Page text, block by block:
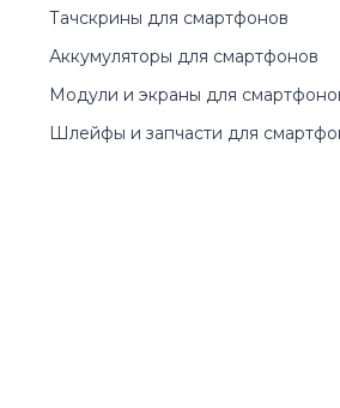
Тачскрины для смартфонов
Аккумуляторы для смартфонов
Модули и экраны для
Шлейфы и запчасти для